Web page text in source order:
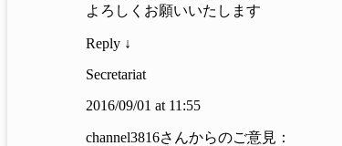
よろしくお願いいたします
Reply ↓
Secretariat
2016/09/01 at 11:55
channel3816さんからのご意見：